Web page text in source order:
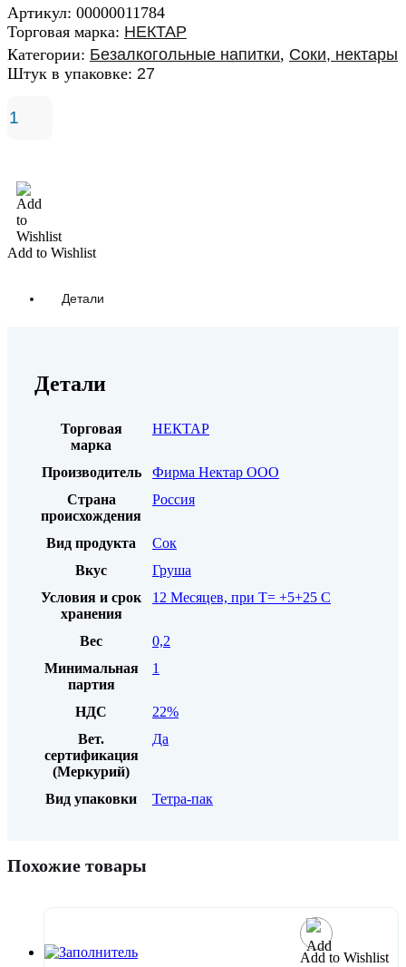
Артикул: 00000011784
Торговая марка: НЕКТАР
Категории: Безалкогольные напитки, Соки, нектары
Штук в упаковке: 27
Add to Wishlist
Детали
Детали
Торговая
марка
НЕКТАР
Производитель
Фирма Нектар ООО
Страна
происхождения
Россия
Вид продукта
Сок
Вкус
Груша
Условия и срок
хранения
12 Месяцев, при Т= +5+25 С
Вес
0,2
Минимальная
партия
1
НДС
22%
Вет.
сертификация
(Меркурий)
Да
Вид упаковки Тетра-пак
Похожие товары
Add to Wishlist